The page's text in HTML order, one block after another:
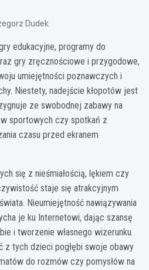
Dudek
edukacyjne, programy do
gry zręcznościowe i przygodowe,
umiejętności poznawczych i
Niestety, nadejście kłopotów jest
ze swobodnej zabawy na
sportowych czy spotkań z
czasu przed ekranem
się z nieśmiałością, lękiem czy
staje się atrakcyjnym
Nieumiejętność nawiązywania
je ku Internetowi, dając szansę
i tworzenie własnego wizerunku.
z tych dzieci pogłębi swoje obawy
do rozmów czy pomysłów na